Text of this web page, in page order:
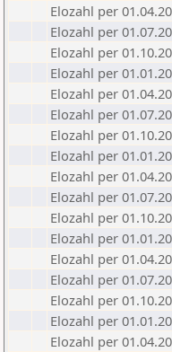
Elozahl per
Elozahl per
Elozahl per
Elozahl per
Elozahl per
Elozahl per
Elozahl per
Elozahl per
Elozahl per
Elozahl per
Elozahl per
Elozahl per
Elozahl per
Elozahl per
Elozahl per
Elozahl per
Elozahl per